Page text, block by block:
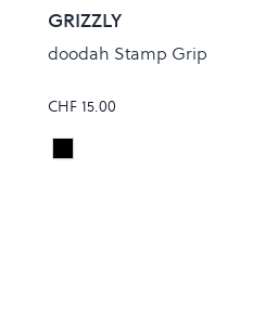
GRIZZLY
doodah Stamp Grip
CHF 15.00
Colour
Black